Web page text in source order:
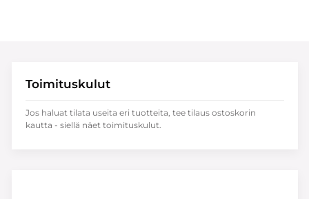
Toimituskulut
Jos haluat tilata useita eri tuotteita, tee tilaus ostoskorin
kautta - siellä näet toimituskulut.